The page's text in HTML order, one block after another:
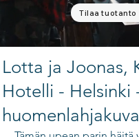
Tilaa tuotanto
Lotta ja Joonas,
Hotelli - Helsinki